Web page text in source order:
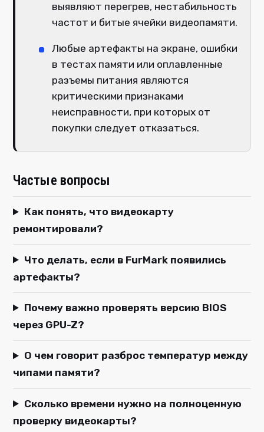
выявляют перегрев, нестабильность
частот и битые ячейки видеопамяти.
Любые артефакты на экране, ошибки
в тестах памяти или оплавленные
разъемы питания являются
критическими признаками
неисправности, при которых от
покупки следует отказаться.
Частые вопросы
Как понять, что видеокарту
ремонтировали?
Что делать, если в FurMark появились
артефакты?
Почему важно проверять версию BIOS
через GPU-Z?
О чем говорит разброс температур между
чипами памяти?
Сколько времени нужно на полноценную
проверку видеокарты?